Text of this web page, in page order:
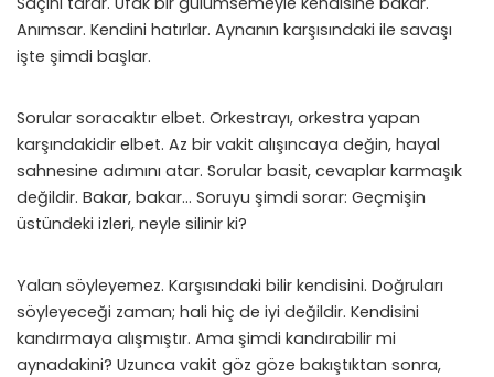
Anımsar. Kendini hatırlar. Aynanın karşısındaki ile savaşı
işte şimdi başlar.
Sorular soracaktır elbet. Orkestrayı, orkestra yapan
karşındakidir elbet. Az bir vakit alışıncaya değin, hayal
sahnesine adımını atar. Sorular basit, cevaplar karmaşık
değildir. Bakar, bakar… Soruyu şimdi sorar: Geçmişin
üstündeki izleri, neyle silinir ki?
Yalan söyleyemez. Karşısındaki bilir kendisini. Doğruları
söyleyeceği zaman; hali hiç de iyi değildir. Kendisini
kandırmaya alışmıştır. Ama şimdi kandırabilir mi
aynadakini? Uzunca vakit göz göze bakıştıktan sonra,